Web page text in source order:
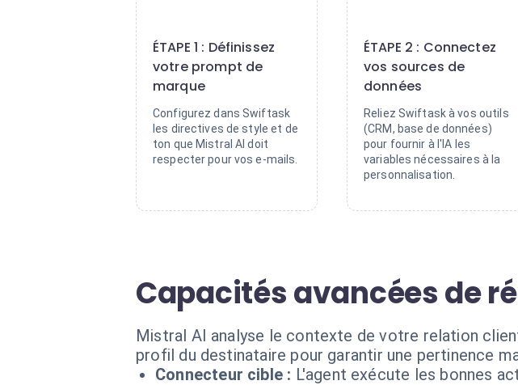
ÉTAPE 1 : Définissez
votre prompt de
marque
Configurez dans Swiftask
les directives de style et de
ton que Mistral AI doit
respecter pour vos e-mails.
ÉTAPE 2 : Connectez
vos sources de
données
Reliez Swiftask à vos outils
(CRM, base de données)
pour fournir à l'IA les
variables nécessaires à la
personnalisation.
Capacités avancées de
Mistral AI analyse le contexte de votre relation
profil du destinataire pour garantir une pertinence
Connecteur cible : L'agent exécute les bonnes